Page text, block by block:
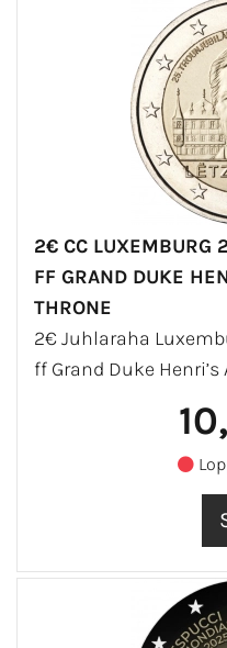
2€ CC LUXEMBURG
FF GRAND DUKE
THRONE
2€ Juhlaraha
ff Grand Duke Henri’s